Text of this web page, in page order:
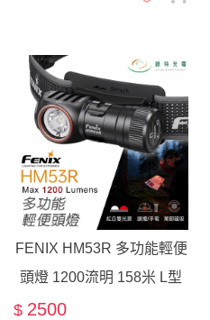
FENIX HM53R 多功能輕便
頭燈 1200流明 158米 L型
手電筒 EDC 抱夾 尾部磁吸
$ 2500